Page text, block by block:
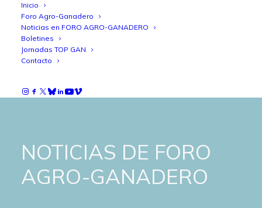
Inicio
Foro Agro-Ganadero
Noticias en FORO AGRO-GANADERO
Boletines
Jornadas TOP GAN
Contacto
NOTICIAS DE FORO
AGRO-GANADERO